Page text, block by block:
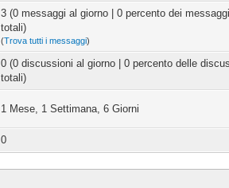
3 (0 messaggi al giorno | 0 percento dei messaggi
totali)
(Trova tutti i messaggi)
0 (0 discussioni al giorno | 0 percento delle
totali)
1 Mese, 1 Settimana, 6 Giorni
0